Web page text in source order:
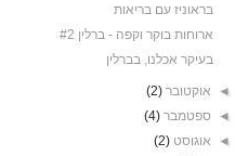
בראוניז עם בריאות
ארוחות בוקר וקפה - ברלין #2
בעיקר אכלנו, בברלין
◄ אוקטובר(2)
◄ ספטמבר(4)
◄ אוגוסט(2)